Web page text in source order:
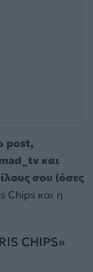
post,
και
σου (όσες
Chips και η
CHIPS»